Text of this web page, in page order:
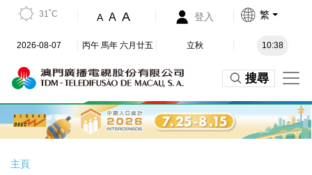
31˚C A A A 登入 繁
2026-08-07 丙午 馬年 六月廿五 立秋 10:38
搜尋
主頁